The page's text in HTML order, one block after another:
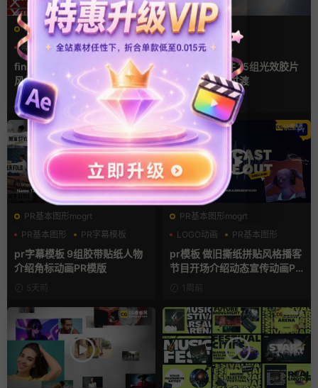
FCPX转场
噪点
复古风 快剪模板
finalcutpro插件 9组胶片电影
风格快剪转场FCPX插件
18小时前
FCPX转场
光效
复古风
支持Intel+M芯片
FCPX转场插件 15组光效胶片
划痕复古视频过渡
4天前
PR基本图形mogrt
PR基本图形
PR字幕模板
人物介绍
pr字幕模板 9组胶带贴纸人物
介绍角标动画PR模版
5天前
PR基本图形mogrt
LOGO动画
PR基本图形
复古风
pr模板 做旧撕纸拼贴风格播客
节目开场介绍动态宣传动画PR
模版1周前